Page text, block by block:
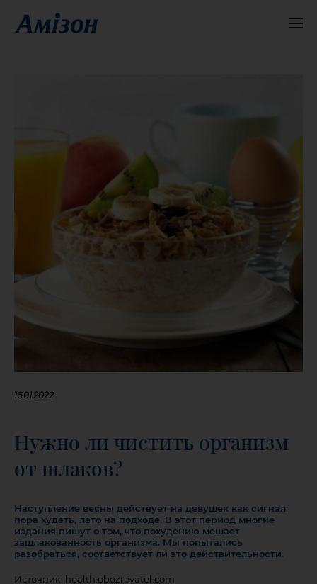
16.01.2022
Нужно ли чистить организм
от шлаков?
Наступление весны действует на девушек как сигнал:
пора худеть, лето на подходе. В этот период многие
издания пишут о том, что похудению мешает
зашлакованность организма. Мы попытались
разобраться, соответствует ли это действительности.
Источник: health.obozrevatel.com